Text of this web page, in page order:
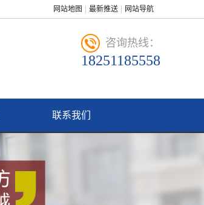
网站地图 最新推送 网站导航
咨询热线：
18251185558
联系我们